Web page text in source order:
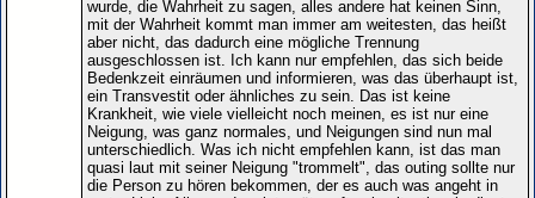
wurde, die Wahrheit zu sagen, alles andere hat keinen Sinn,
mit der Wahrheit kommt man immer am weitesten, das heißt
aber nicht, das dadurch eine mögliche Trennung
ausgeschlossen ist. Ich kann nur empfehlen, das sich beide
Bedenkzeit einräumen und informieren, was das überhaupt ist,
ein Transvestit oder ähnliches zu sein. Das ist keine
Krankheit, wie viele vielleicht noch meinen, es ist nur eine
Neigung, was ganz normales, und Neigungen sind nun mal
unterschiedlich. Was ich nicht empfehlen kann, ist das man
quasi laut mit seiner Neigung "trommelt", das outing sollte nur
die Person zu hören bekommen, der es auch was angeht in